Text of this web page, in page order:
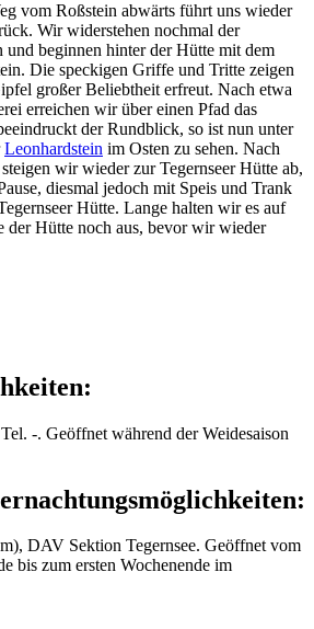
vom Roßstein abwärts führt uns wieder
Wir widerstehen nochmal der
und beginnen hinter der Hütte mit dem
Die speckigen Griffe und Tritte zeigen
großer Beliebtheit erfreut. Nach etwa
erreichen wir über einen Pfad das
der Rundblick, so ist nun unter
Leonhardstein im Osten zu sehen. Nach
wir wieder zur Tegernseer Hütte ab,
diesmal jedoch mit Speis und Trank
Hütte. Lange halten wir es auf
der Hütte noch aus, bevor wir wieder
-. Geöffnet während der Weidesaison
DAV Sektion Tegernsee. Geöffnet vom
bis zum ersten Wochenende im